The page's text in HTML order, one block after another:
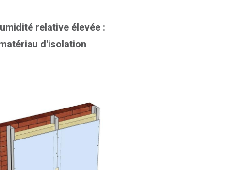
relative élevée :
d'isolation